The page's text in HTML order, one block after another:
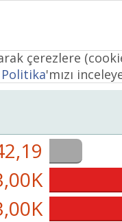
çerezlere
Politika'mızı